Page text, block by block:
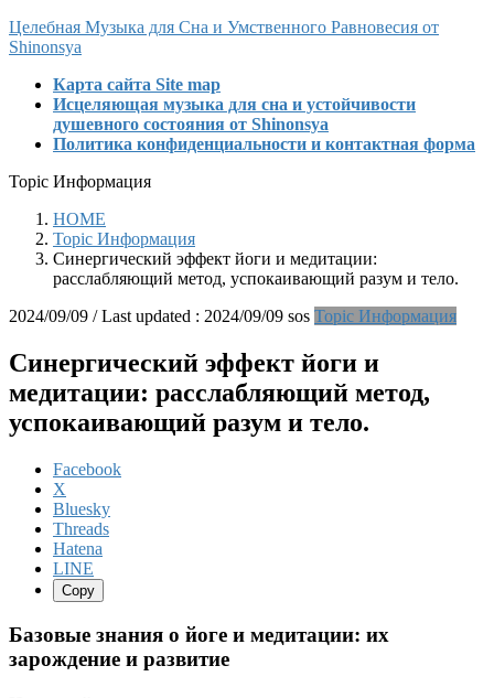
Skip
to
content
Skip
to
Navigation
Целебная Музыка для Сна и Умственного Равновесия от
Shinonsya
Карта сайта Site map
Исцеляющая музыка для сна и устойчивости
душевного состояния от Shinonsya
Политика конфиденциальности и контактная форма
Topic Информация
HOME
Topic Информация
Синергический эффект йоги и медитации:
расслабляющий метод, успокаивающий разум и тело.
2024/09/09 / Last updated : 2024/09/09 sos Topic Информация
Синергический эффект йоги и
медитации: расслабляющий метод,
успокаивающий разум и тело.
Facebook
X
Bluesky
Threads
Hatena
LINE
Copy
Базовые знания о йоге и медитации: их
зарождение и развитие